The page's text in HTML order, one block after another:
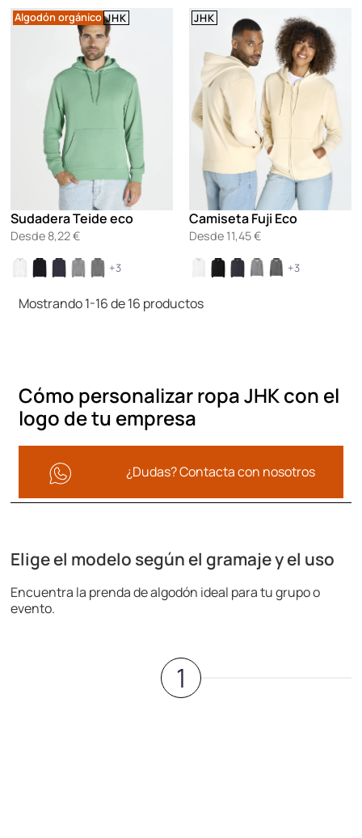
Algodón orgánico JHK
Sudadera Teide eco
Desde 8,22€
+3
JHK
Camiseta Fuji Eco
Desde 11,45€
+3
Mostrando 1-16 de 16 productos
Cómo personalizar ropa JHK con el
logo de tu empresa
¿Dudas? Contacta con nosotros
Elige el modelo según el gramaje y el uso
Encuentra la prenda de algodón ideal para tu grupo o
evento.
1